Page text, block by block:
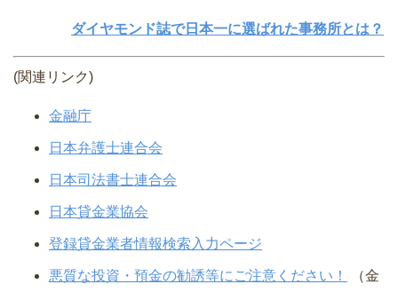
ダイヤモンド誌で日本一に選ばれた事務所とは？
(関連リンク)
金融庁
日本弁護士連合会
日本司法書士連合会
日本貸金業協会
登録貸金業者情報検索入力ページ
悪質な投資・預金の勧誘等にご注意ください！
（金